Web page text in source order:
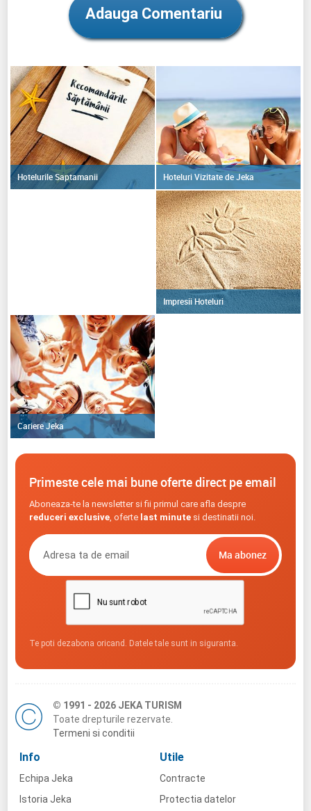
Adauga Comentariu
Hotelurile Saptamanii Hoteluri Vizitate de Jeka
Impresii Hoteluri
Cariere Jeka
Primeste cele mai bune oferte direct pe email
Aboneaza-te la newsletter si fii primul care afla despre
reduceri exclusive, oferte last minutesi destinatii noi.
Te poti dezabona oricand. Datele tale sunt in siguranta.
© 1991 - 2026 JEKA TURISM
Toate drepturile rezervate.
Termeni si conditii
Info
Echipa Jeka
Istoria Jeka
Utile
Contracte
Protectia datelor